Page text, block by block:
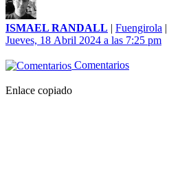
ISMAEL RANDALL | Fuengirola |
Jueves, 18 Abril 2024 a las 7:25 pm
Comentarios
Enlace copiado